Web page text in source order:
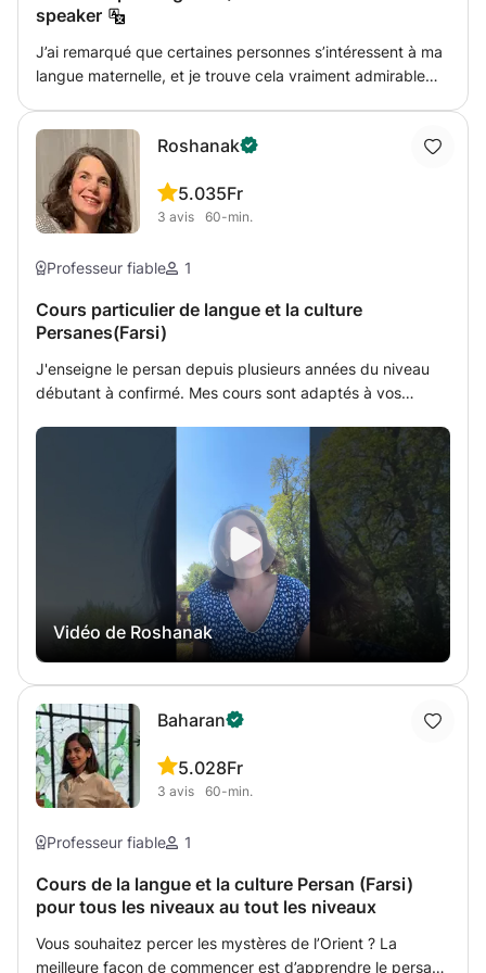
speaker
J’ai remarqué que certaines personnes s’intéressent à ma
langue maternelle, et je trouve cela vraiment admirable
aider si vous souhaitez pratiquer le Farsi ! Lors de chaque
séance, nous essaierons de discuter de sujets du
quotidien afin d’apprendre la langue de manière pratique
et utile. La méthode sera axée sur le farsi conversationnel,
Roshanak
5.0
3 avis
35Fr
60-min.
Professeur fiable 1
Cours particulier de langue et la culture
Persanes(Farsi)
J'enseigne le persan depuis plusieurs années du niveau
débutant à confirmé. Mes cours sont adaptés à vos
comprendre et communiquer en persan, j'ai une méthode
rapide. - vous souhaitez apprendre de façon plus
académique, nous le ferons en utilisant un manuel adapté.
- vous avez déjà les bases et souhaitez approfondir vos
connaissances, nous pouvons le faire à travers la
littérature et la poésie persanes. N'hésitez pas à me
contacter pour toutes questions
Vidéo de Roshanak
Baharan
5.0
3 avis
28Fr
60-min.
Professeur fiable 1
Cours de la langue et la culture Persan (Farsi)
pour tous les niveaux au tout les niveaux
Vous souhaitez percer les mystères de l’Orient ? La
meilleure façon de commencer est d’apprendre le persan